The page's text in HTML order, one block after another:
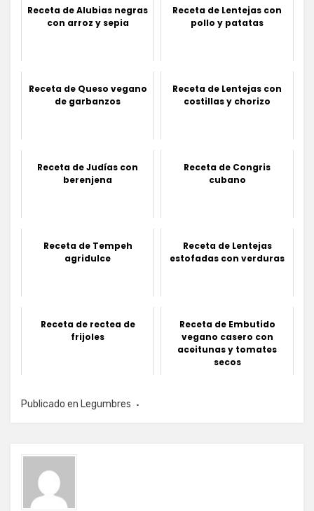
Receta de Alubias negras
con arroz y sepia
Receta de Lentejas con
pollo y patatas
Receta de Queso vegano
de garbanzos
Receta de Lentejas con
costillas y chorizo
Receta de Judías con
berenjena
Receta de Congris
cubano
Receta de Tempeh
agridulce
Receta de Lentejas
estofadas con verduras
Receta de rectea de
frijoles
Receta de Embutido
vegano casero con
aceitunas y tomates
secos
Publicado en Legumbres